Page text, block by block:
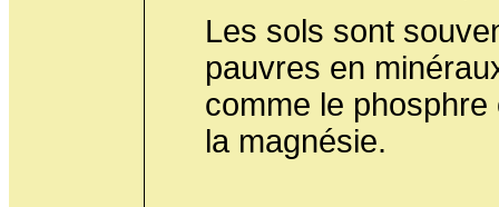
Les sols sont
pauvres en
comme le phosphre
la magnésie.